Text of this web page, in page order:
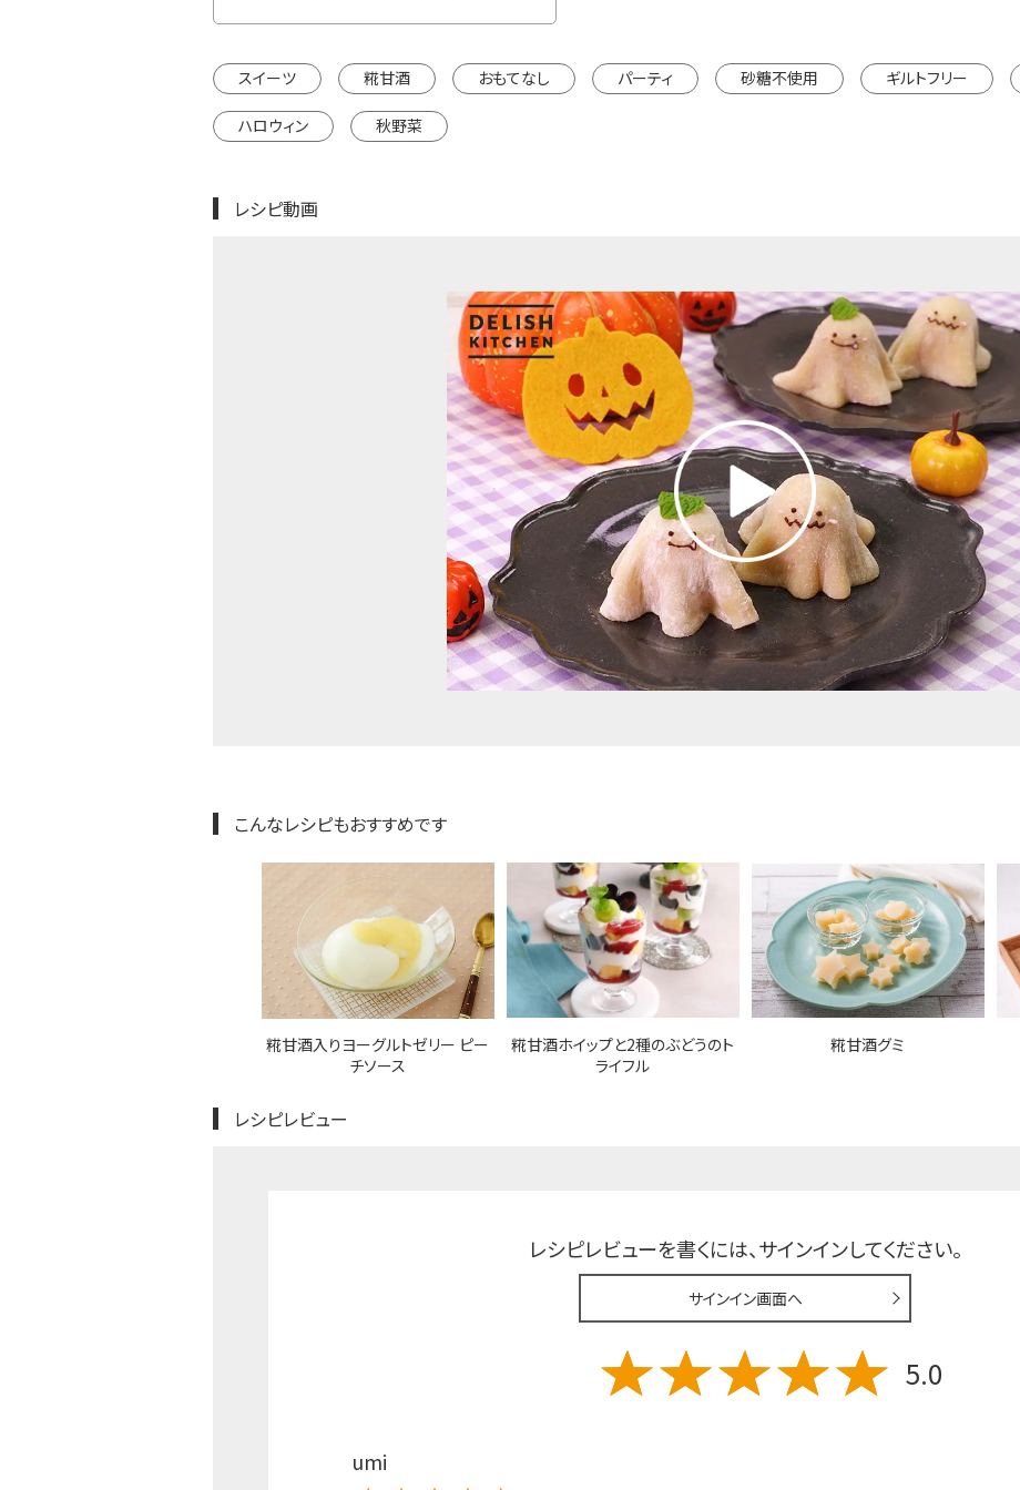
スイーツ 糀甘酒 おもてなし パーティ 砂糖不使用 ギルトフリー
ハロウィン 秋野菜
レシピ動画
こんなレシピもおすすめです
糀甘酒入りヨーグルトゼリー ピー
チソース
糀甘酒ホイップと2種のぶどうのト
ライフル
糀甘酒グミ
レシピレビュー
レシピレビューを書くには、サインインしてください。
サインイン画面へ
5.0
umi